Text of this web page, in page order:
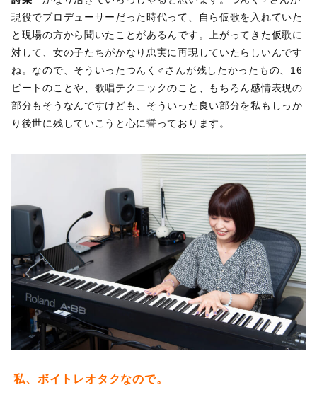
現役でプロデューサーだった時代って、自ら仮歌を入れていた
と現場の方から聞いたことがあるんです。上がってきた仮歌に
対して、女の子たちがかなり忠実に再現していたらしいんです
ね。なので、そういったつんく♂さんが残したかったもの、16
ビートのことや、歌唱テクニックのこと、もちろん感情表現の
部分もそうなんですけども、そういった良い部分を私もしっか
り後世に残していこうと心に誓っております。
私、ボイトレオタクなので。